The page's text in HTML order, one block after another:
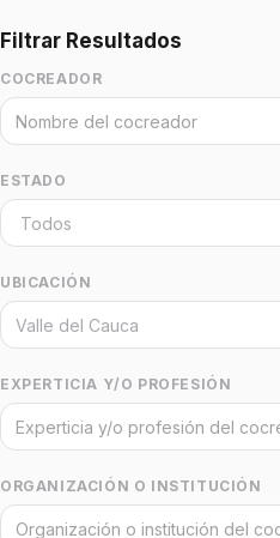
Filtrar Resultados
COCREADOR
ESTADO
UBICACIÓN
EXPERTICIA Y/O PROFESIÓN
ORGANIZACIÓN O INSTITUCIÓN